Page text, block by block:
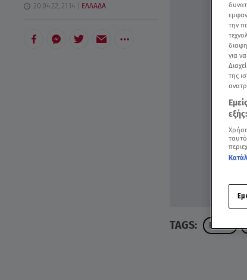
20.04.22, 21:14 ΕΛΛΑΔΑ
TAGS: ΠΑΤΡΑ
την
για
της
εξής: